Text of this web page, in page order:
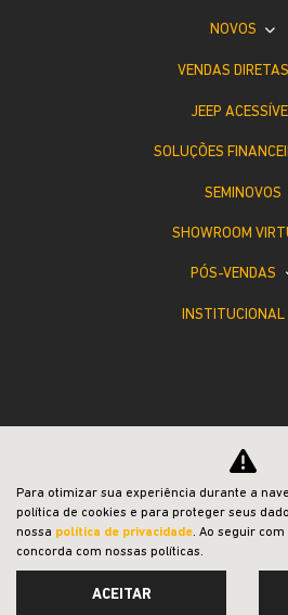
NOVOS
VENDAS DIRETAS
JEEP
SOLUÇÕES
SEMINOVOS
SHOWROOM
PÓS-VENDAS
INSTITUCIONAL
Desacelere. Seu bem
Para otimizar sua experiência durante a
política de cookies e para proteger seus
nossa política de privacidade. Ao seguir
concorda com nossas políticas.
ACEITAR